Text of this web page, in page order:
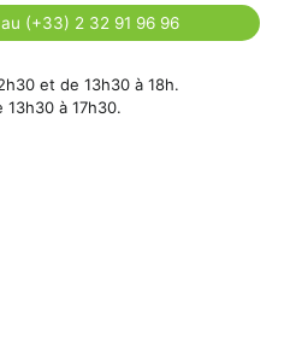
(+33) 2 32 91 96 96
et de 13h30 à 18h.
13h30 à 17h30.